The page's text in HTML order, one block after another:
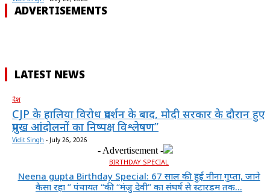
ADVERTISEMENTS
LATEST NEWS
देश
CJP के हालिया विरोध प्रदर्शन के बाद, मोदी सरकार के दौरान हुए
प्रमुख आंदोलनों का निष्पक्ष विश्लेषण”
Vidit Singh - July 26, 2026
- Advertisement -
BIRTHDAY SPECIAL
Neena gupta Birthday Special: 67 साल की हुईं नीना गुप्ता, जाने
कैसा रहा ” पंचायत “की “मंजु देवी” का संघर्ष से स्टारडम तक...